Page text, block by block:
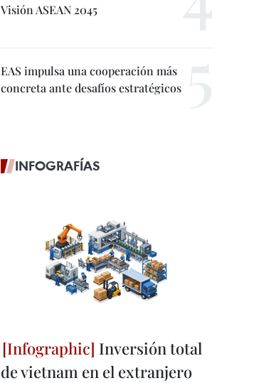
Visión ASEAN 2045
EAS impulsa una cooperación más
concreta ante desafíos estratégicos
INFOGRAFÍAS
Inversión total
de vietnam en el extranjero